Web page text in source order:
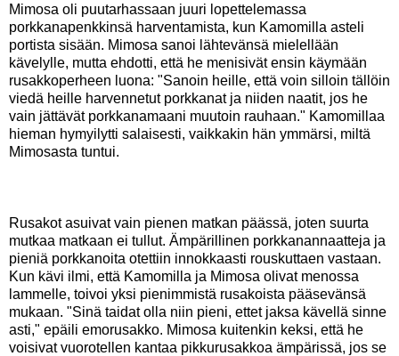
Mimosa oli puutarhassaan juuri lopettelemassa
porkkanapenkkinsä harventamista, kun Kamomilla asteli
portista sisään. Mimosa sanoi lähtevänsä mielellään
kävelylle, mutta ehdotti, että he menisivät ensin käymään
rusakkoperheen luona: "Sanoin heille, että voin silloin tällöin
viedä heille harvennetut porkkanat ja niiden naatit, jos he
vain jättävät porkkanamaani muutoin rauhaan." Kamomillaa
hieman hymyilytti salaisesti, vaikkakin hän ymmärsi, miltä
Mimosasta tuntui.
Rusakot asuivat vain pienen matkan päässä, joten suurta
mutkaa matkaan ei tullut. Ämpärillinen porkkanannaatteja ja
pieniä porkkanoita otettiin innokkaasti rouskuttaen vastaan.
Kun kävi ilmi, että Kamomilla ja Mimosa olivat menossa
lammelle, toivoi yksi pienimmistä rusakoista pääsevänsä
mukaan. "Sinä taidat olla niin pieni, ettet jaksa kävellä sinne
asti," epäili emorusakko. Mimosa kuitenkin keksi, että he
voisivat vuorotellen kantaa pikkurusakkoa ämpärissä, jos se